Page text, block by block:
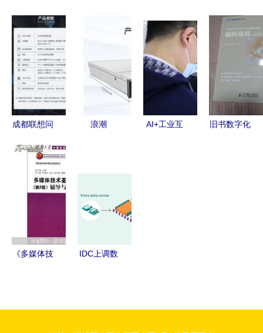
计算机网络
的核心技术
与开发实践
深度解析
通外语、会
写诗、能考
古的机器翻
译——开发
算机网络技
备件定价模
型的计算机
网络技术开
发与应用
成都联想问
G2服务器
面向网络技
术开发的性
浪潮
技术开发注
入强大算力
AI+工业互
旧书数字化
《多媒体技
IDC上调数